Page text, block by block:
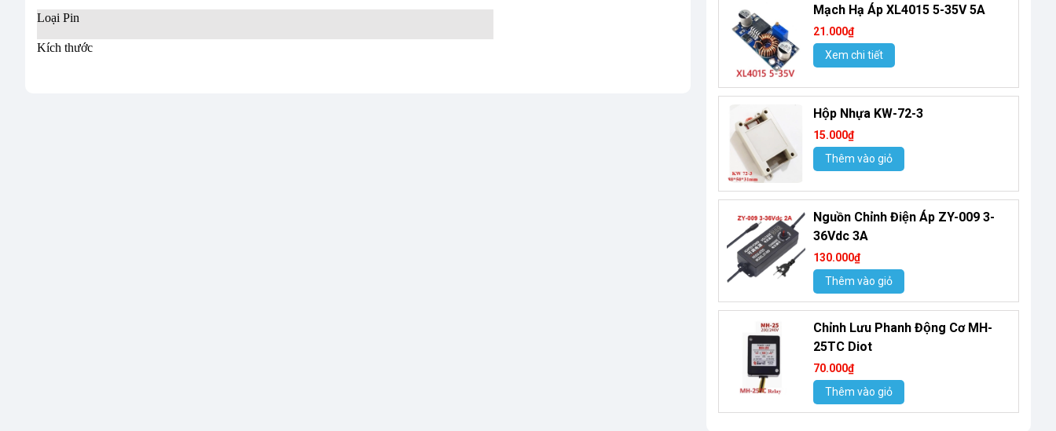
Loại Pin
Kích thước
Mạch Hạ Áp XL4015 5-35V 5A
21.000₫
Xem chi tiết
Hộp Nhựa KW-72-3
15.000₫
Thêm vào giỏ
Nguồn Chỉnh Điện Áp ZY-009 3-
36Vdc 3A
130.000₫
Thêm vào giỏ
Chỉnh Lưu Phanh Động Cơ MH-
25TC Diot
70.000₫
Thêm vào giỏ